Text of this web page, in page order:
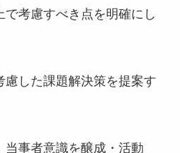
考慮すべき点を明確にし
した課題解決策を提案す
事者意識を醸成・活動